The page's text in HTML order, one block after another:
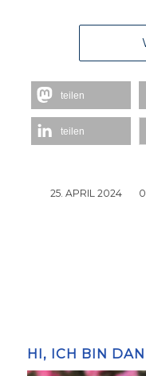
teilen
teilen
25. APRIL 2024
/
HI, ICH BIN